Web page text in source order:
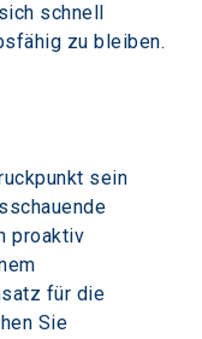
schnell
zu bleiben.
sein
proaktiv
für die
Sie